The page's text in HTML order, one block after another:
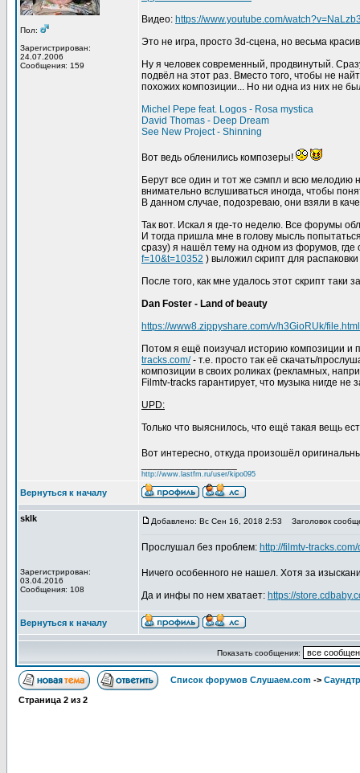
Пол:
Зарегистрирован:
24.07.2006
Сообщения: 159
Видео: https://www.youtube.com/
Это не игра, просто 3d-сцена, но весьма
Ну я человек современный, продвинутый.
подвёл на этот раз. Вместо того, чтобы не
похожих композиции... Но ни одна из них не
Michel Pepe feat. Logos - Rosa mystica
David Thomas - Deep Dream
See New Project - Shinning
Вот ведь обленились композеры!
Берут все один и тот же сэмпл и всю мелодию
внимательно вслушиваться иногда, чтобы
В данном случае, подозреваю, они взяли в
Так вот. Искал я где-то неделю. Все форумы
И тогда пришла мне в голову мысль
сразу) я нашёл тему на одном из форумов,
f=10&t=10352 ) выложил скрипт для
После того, как мне удалось этот скрипт таки
Dan Foster - Land of beauty
https://www8.zippyshare.com/v/h3GioRUk/file.html
Потом я ещё поизучал историю композиции и
tracks.com/- т.е. просто так её скачать/
композиции в своих роликах (рекламных,
Filmtv-tracks гарантирует, что музыка нигде не
UPD:
Только что выяснилось, что ещё такая вещь
Вот интересно, откуда произошёл
http://www.lastfm.ru/user/kipo095
Вернуться к началу
sklk
Зарегистрирован:
03.04.2016
Сообщения: 108
Добавлено: Вс Сен 16, 2018 2:53 Заголовок
Прослушал без проблем: http://filmtv-
Ничего особенного не нашел. Хотя за
Да и инфы по нем хватает: https://
Вернуться к началу
Показать сообщения:
Список форумов Слушаем.com ->
Страница 2 из 2